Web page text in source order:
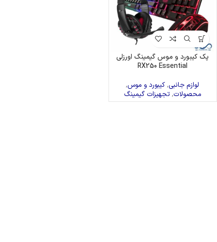
پک کیبورد و موس گیمینگ اورزلی
RX250 Essential
لوازم جانبی,کیبورد و موس,
محصولات,تجهیزات گیمینگ